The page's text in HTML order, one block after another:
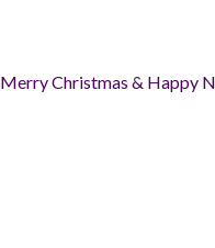
Merry Christmas & Happy